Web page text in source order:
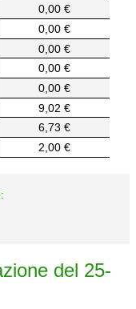
0,00 €
0,00 €
0,00 €
0,00 €
0,00 €
9,02 €
6,73 €
2,00 €
del 25-